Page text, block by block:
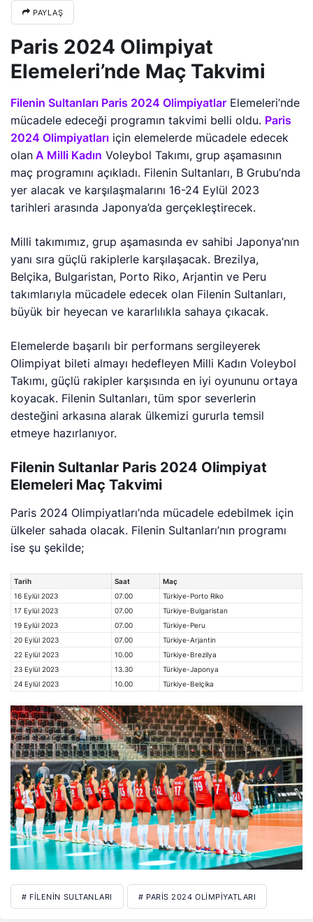
PAYLAŞ
Paris 2024 Olimpiyat
Elemeleri’nde Maç Takvimi
Filenin Sultanları Paris 2024 Olimpiyatlar Elemeleri’nde
mücadele edeceği programın takvimi belli oldu. Paris
2024 Olimpiyatları için elemelerde mücadele edecek
olan A Milli Kadın Voleybol Takımı, grup aşamasının
maç programını açıkladı. Filenin Sultanları, B Grubu’nda
yer alacak ve karşılaşmalarını 16-24 Eylül 2023
tarihleri arasında Japonya’da gerçekleştirecek.
Milli takımımız, grup aşamasında ev sahibi Japonya’nın
yanı sıra güçlü rakiplerle karşılaşacak. Brezilya,
Belçika, Bulgaristan, Porto Riko, Arjantin ve Peru
takımlarıyla mücadele edecek olan Filenin Sultanları,
büyük bir heyecan ve kararlılıkla sahaya çıkacak.
Elemelerde başarılı bir performans sergileyerek
Olimpiyat bileti almayı hedefleyen Milli Kadın Voleybol
Takımı, güçlü rakipler karşısında en iyi oyununu ortaya
koyacak. Filenin Sultanları, tüm spor severlerin
desteğini arkasına alarak ülkemizi gururla temsil
etmeye hazırlanıyor.
Filenin Sultanlar Paris 2024 Olimpiyat
Elemeleri Maç Takvimi
Paris 2024 Olimpiyatları’nda mücadele edebilmek için
ülkeler sahada olacak. Filenin Sultanları’nın programı
ise şu şekilde;
Tarih Saat
Maç
16 Eylül 2023
07.00
Türkiye-Porto Riko
17 Eylül 2023
07.00
Türkiye-Bulgaristan
19 Eylül 2023
07.00
Türkiye-Peru
20 Eylül 2023
07.00
Türkiye-Arjantin
22 Eylül 2023
10.00
Türkiye-Brezilya
23 Eylül 2023
13.30
Türkiye-Japonya
24 Eylül 2023
10.00 Türkiye-Belçika
# FILENIN SULTANLARI # PARIS 2024 OLIMPIYATLARI